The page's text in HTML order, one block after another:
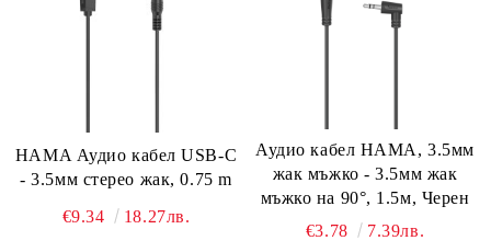
HAMA Аудио кабел USB-C
- 3.5мм стерео жак, 0.75 m
€9.34 18.27лв.
Аудио кабел HAMA, 3.5мм
жак мъжко - 3.5мм жак
мъжко на 90°, 1.5м, Черен
€3.78
7.39лв.